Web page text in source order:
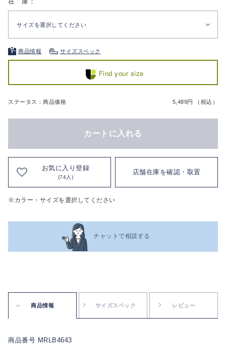
サイズを選択してください
商品情報 サイズスペック
Find your size
ステータス：商品価格 5,489円 （税込）
カートに入れる
お気に入り登録
(74人)
店舗在庫を確認・取置
※カラー・サイズを選択してください
チャットで相談する
商品情報 サイズスペック レビュー
商品番号 MRLB4643